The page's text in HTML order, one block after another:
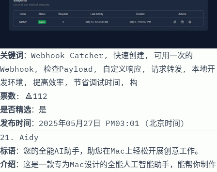
关键词：Webhook Catcher, 快速创建, 可用一次的
Webhook, 检查Payload, 自定义响应, 请求转发, 本地开
发环境, 提高效率, 节省调试时间, 构
票数: 🔺112
是否精选：是
发布时间 ：2025年05月27日 PM03:01 (北京时间)
21. Aidy
标语：您的全能AI助手，助您在Mac上轻松开展创意工作。
介绍：这是一款专为Mac设计的全能人工智能助手，能帮你制作